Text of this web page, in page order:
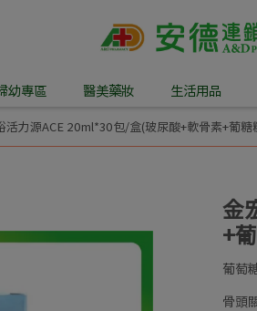
幼專區 醫美藥妝 生活用品
活力源ACE 20ml*30包/盒(玻尿酸+軟骨素+葡糖
金
+
葡萄
骨頭